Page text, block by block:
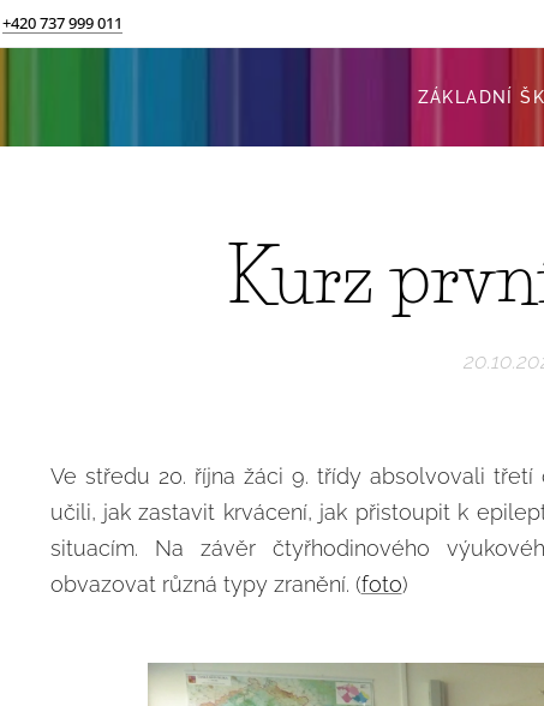
+420 737 999 011
ZÁKLADNÍ
Kurz
Ve středu 20. října žáci 9. třídy absolvovali
učili, jak zastavit krvácení, jak přistoupit k
situacím. Na závěr čtyřhodinového
obvazovat různá typy zranění. (foto)